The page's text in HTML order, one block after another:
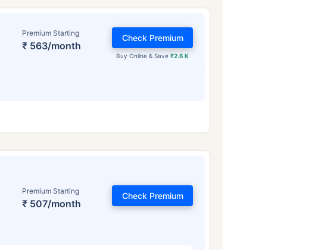
Premium Starting
₹ 563/month
Buy Online & Save₹2.6 K
Check Premium
Premium Starting
₹ 507/month
Check Premium
₹ 630/महिना*